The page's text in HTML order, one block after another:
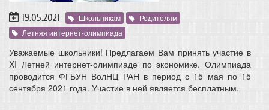
19.05.2021 Школьникам
Родителям
Летняя интернет-олимпиада
Уважаемые школьники! Предлагаем Вам принять участие в
XI Летней интернет-олимпиаде по экономике. Олимпиада
проводится ФГБУН ВолНЦ РАН в период с 15 мая по 15
сентября 2021 года. Участие в ней является бесплатным.